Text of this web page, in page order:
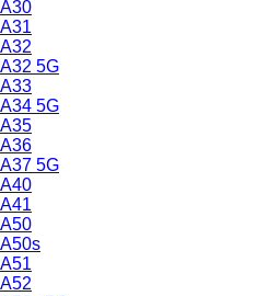
A30
A31
A32
A32 5G
A33
A34 5G
A35
A36
A37 5G
A40
A41
A50
A50s
A51
A52